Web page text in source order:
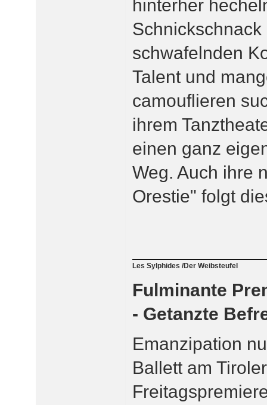
hinterher
schwafelnden
Talent und
camouflieren
ihrem
einen ganz
Weg. Auch ihre
Orestie" folgt
Les Sylphides /Der Weibsteufel
Fulminante
- Getanzte
Emanzipation
Ballett am